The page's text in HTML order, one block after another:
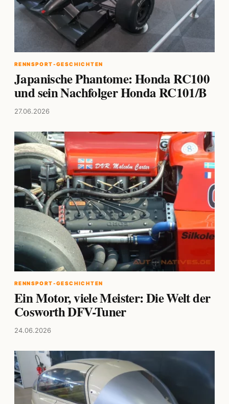
RENNSPORT-GESCHICHTEN
Japanische Phantome: Honda RC100
und sein Nachfolger Honda RC101/B
27.06.2026
RENNSPORT-GESCHICHTEN
Ein Motor, viele Meister: Die Welt der
Cosworth DFV-Tuner
24.06.2026